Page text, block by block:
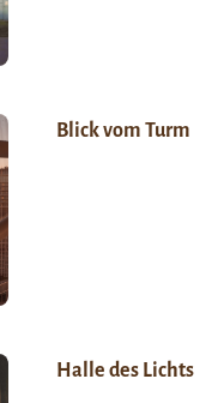
Blick vom Turm
Halle des Lichts